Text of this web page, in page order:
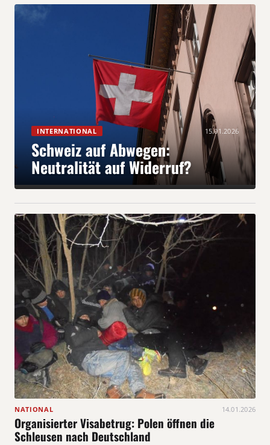
INTERNATIONAL 15.01.2026
Schweiz auf Abwegen:
Neutralität auf Widerruf?
NATIONAL 14.01.2026
Organisierter Visabetrug: Polen öffnen die
Schleusen nach Deutschland